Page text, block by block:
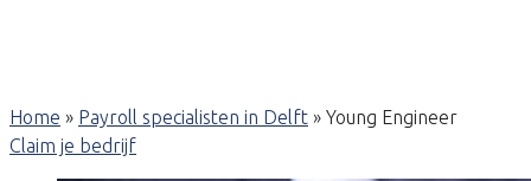
Home » Payroll specialisten in Delft » Young Engineer
Claim je bedrijf